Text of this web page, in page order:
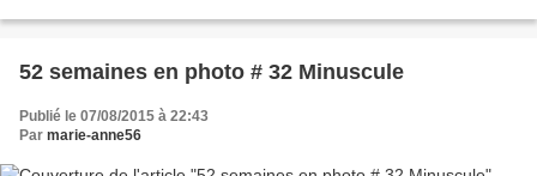
52 semaines en photo # 32 Minuscule
Publié le 07/08/2015 à 22:43
Par marie-anne56